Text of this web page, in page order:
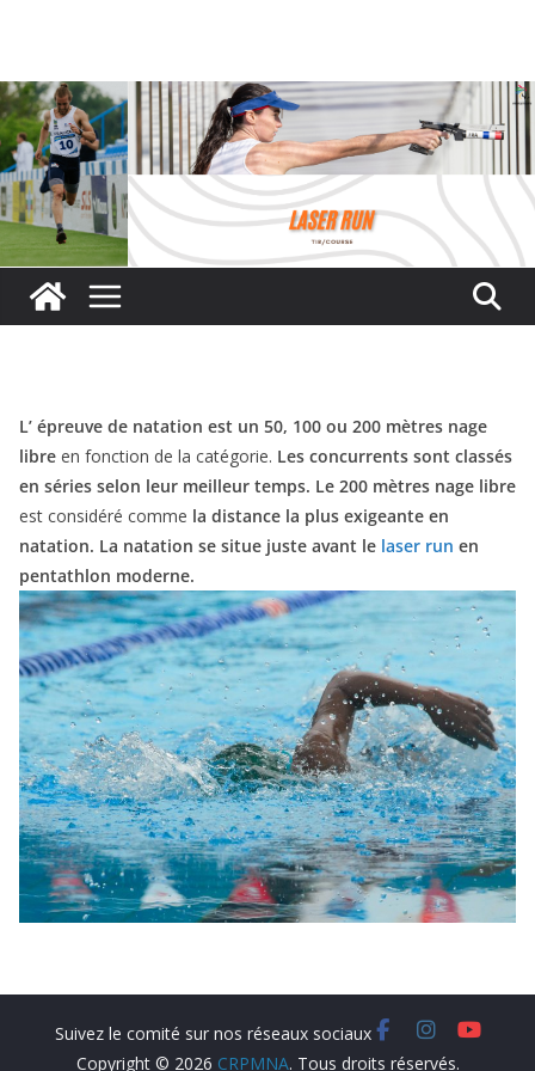
contenu
L’ épreuve de natation est un 50, 100 ou 200 mètres nage
libre en fonction de la catégorie. Les concurrents sont classés
en séries selon leur meilleur temps. Le 200 mètres nage libre
est considéré comme la distance la plus exigeante en
natation. La natation se situe juste avant le laser run en
pentathlon moderne.
Copyright © 2026 CRPMNA. Tous droits réservés.